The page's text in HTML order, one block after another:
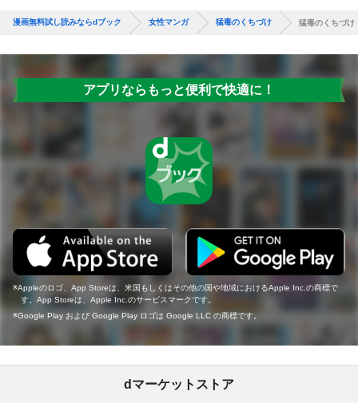
漫画無料試し読みならdブック 女性マンガ 猛毒のくちづけ 猛毒のくちづ
アプリならもっと便利で快適に！
Appleのロゴ、App Storeは、米国もしくはその他の国や地域におけるApple Inc.の商標で
す。App Storeは、Apple Inc.のサービスマークです。
Google Play および Google Play ロゴは Google LLC の商標です。
dマーケットストア